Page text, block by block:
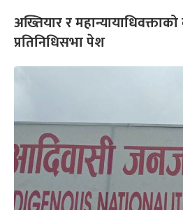
अख्तियार र महान्यायाधिवक्ताको
प्रतिनिधिसभा पेश